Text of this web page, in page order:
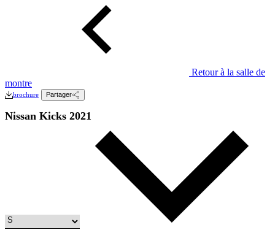
Retour à la salle de
montre
brochure Partager
Nissan Kicks 2021